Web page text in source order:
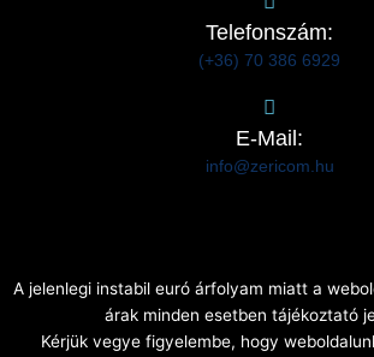
Telefonszám:
(+36) 70 386 6929
E-Mail:
info@zericom.hu
A jelenlegi instabil euró árfolyam miatt a
árak minden esetben tájékoztató
Kérjük vegye figyelembe, hogy